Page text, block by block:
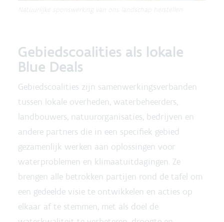
Gebiedscoalities als lokale
Blue Deals
Gebiedscoalities zijn samenwerkingsverbanden
tussen lokale overheden, waterbeheerders,
landbouwers, natuurorganisaties, bedrijven en
andere partners die in een specifiek gebied
gezamenlijk werken aan oplossingen voor
waterproblemen en klimaatuitdagingen. Ze
brengen alle betrokken partijen rond de tafel om
een gedeelde visie te ontwikkelen en acties op
elkaar af te stemmen, met als doel de